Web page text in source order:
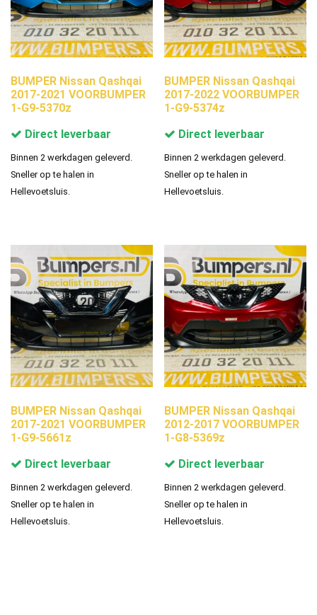
BUMPER Nissan Qashqai
2017-2021 VOORBUMPER
1-G9-5370z
Direct leverbaar
Binnen 2 werkdagen geleverd.
Sneller op te halen in
Hellevoetsluis.
BUMPER Nissan Qashqai
2017-2022 VOORBUMPER
1-G9-5374z
Direct leverbaar
Binnen 2 werkdagen geleverd.
Sneller op te halen in
Hellevoetsluis.
BUMPER Nissan Qashqai
2017-2021 VOORBUMPER
1-G9-5661z
Direct leverbaar
Binnen 2 werkdagen geleverd.
Sneller op te halen in
Hellevoetsluis.
BUMPER Nissan Qashqai
2012-2017 VOORBUMPER
1-G8-5369z
Direct leverbaar
Binnen 2 werkdagen geleverd.
Sneller op te halen in
Hellevoetsluis.